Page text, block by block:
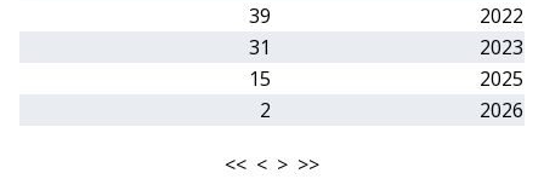
2022
39
2023
31
2025
15
2026
2
<<
<
>
>>